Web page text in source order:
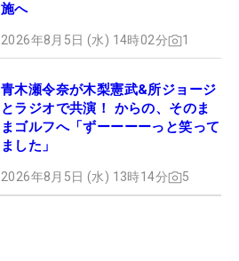
施へ
2026年8月5日 (水) 14時02分 1
青木瀬令奈が木梨憲武&所ジョージ
とラジオで共演！ からの、そのま
まゴルフへ「ずーーーーっと笑って
ました」
2026年8月5日 (水) 13時14分 5